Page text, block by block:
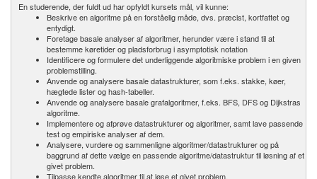
En studerende, der fuldt ud har opfyldt kursets mål, vil kunne:
Beskrive en algoritme på en forståelig måde, dvs. præcist, kortfattet og
entydigt.
Foretage basale analyser af algoritmer, herunder være i stand til at
bestemme køretider og pladsforbrug i asymptotisk notation
Identificere og formulere det underliggende algoritmiske problem i en given
problemstilling.
Anvende og analysere basale datastrukturer, som f.eks. stakke, køer,
hægtede lister og hash-tabeller.
Anvende og analysere basale grafalgoritmer, f.eks. BFS, DFS og Dijkstras
algoritme.
Implementere og afprøve datastrukturer og algoritmer, samt lave passende
test og empiriske analyser af dem.
Analysere, vurdere og sammenligne algoritmer/​datastrukturer og på
baggrund af dette vælge en passende algoritme/datastruktur til løsning af et
givet problem.
Tilpasse kendte algoritmer til at løse et givet problem.